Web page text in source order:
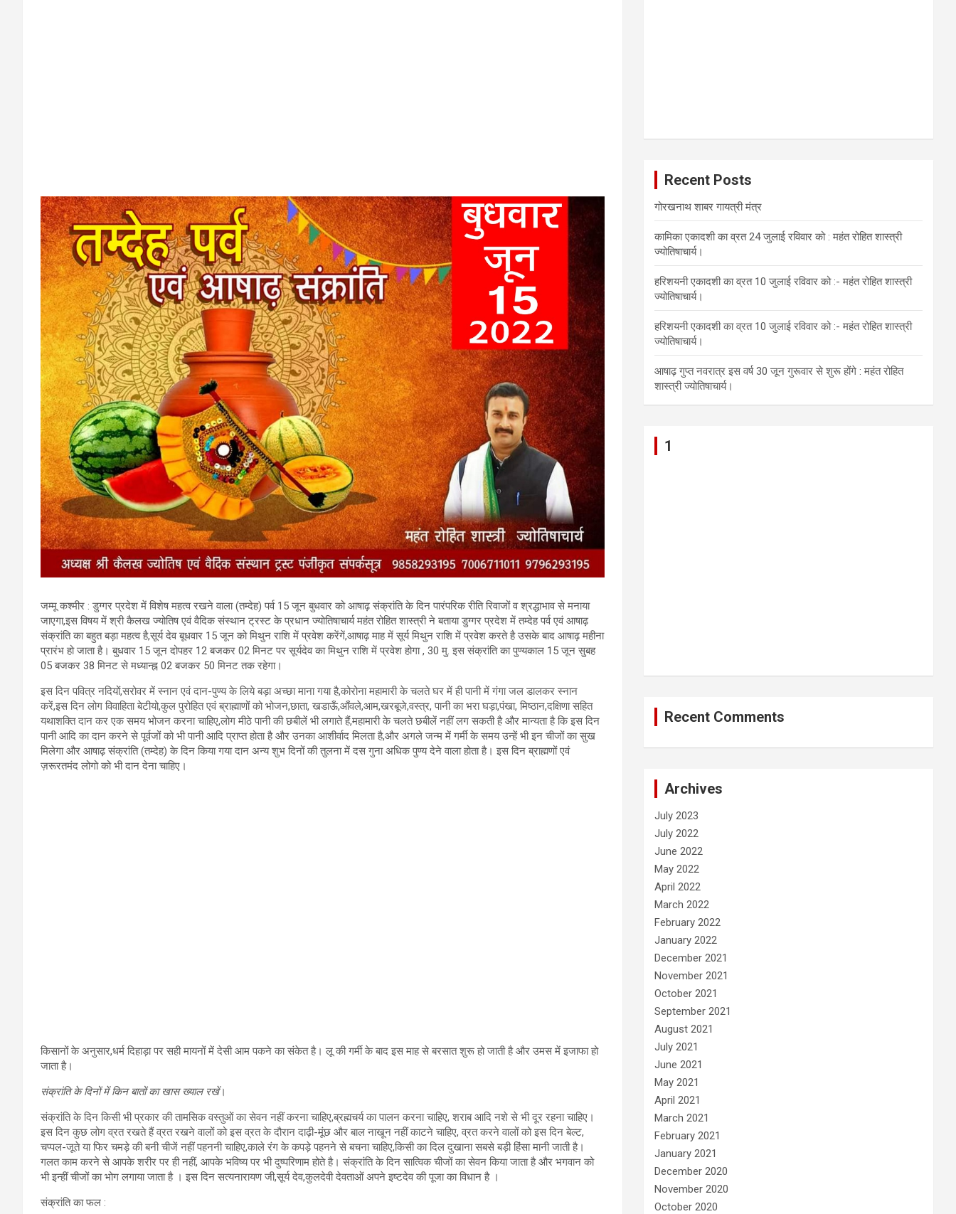
जम्मू कश्मीर : डुग्गर प्रदेश में विशेष महत्व रखने वाला (तम्देह) पर्व 15 जून बुधवार को आषाढ़ संक्रांति के दिन पारंपरिक रीति रिवाजों व श्रद्धाभाव से मनाया
जाएगा,इस विषय में श्री कैलख ज्योतिष एवं वैदिक संस्थान ट्रस्ट के प्रधान ज्योतिषाचार्य महंत रोहित शास्त्री ने बताया डुग्गर प्रदेश में तम्देह पर्व एवं आषाढ़
संक्रांति का बहुत बड़ा महत्व है,सूर्य देव बूधवार 15 जून को मिथुन राशि में प्रवेश करेंगें,आषाढ़ माह में सूर्य मिथुन राशि में प्रवेश करते है उसके बाद आषाढ़ महीना
प्रारंभ हो जाता है। बुधवार 15 जून दोपहर 12 बजकर 02 मिनट पर सूर्यदेव का मिथुन राशि में प्रवेश होगा , 30 मु. इस संक्रांति का पुण्यकाल 15 जून सुबह
05 बजकर 38 मिनट से मध्यान्ह्न 02 बजकर 50 मिनट तक रहेगा।
इस दिन पवित्र नदियों,सरोवर में स्नान एवं दान-पुण्य के लिये बड़ा अच्छा माना गया है,कोरोना महामारी के चलते घर में ही पानी में गंगा जल डालकर स्नान
करें,इस दिन लोग विवाहिता बेटीयो,कुल पुरोहित एवं ब्राह्माणों को भोजन,छाता, खडाऊँ,आँवले,आम,खरबूजे,वस्त्र, पानी का भरा घड़ा,पंखा, मिष्ठान,दक्षिणा सहित
यथाशक्ति दान कर एक समय भोजन करना चाहिए,लोग मीठे पानी की छबीलें भी लगाते हैं,महामारी के चलते छबीलें नहीं लग सकती है और मान्यता है कि इस दिन
पानी आदि का दान करने से पूर्वजों को भी पानी आदि प्राप्त होता है और उनका आशीर्वाद मिलता है,और अगले जन्म में गर्मी के समय उन्हें भी इन चीजों का सुख
मिलेगा और आषाढ़ संक्रांति (तम्देह) के दिन किया गया दान अन्य शुभ दिनों की तुलना में दस गुना अधिक पुण्य देने वाला होता है। इस दिन ब्राह्मणों एवं
ज़रूरतमंद लोगो को भी दान देना चाहिए।
किसानों के अनुसार,धर्म दिहाड़ा पर सही मायनों में देसी आम पकने का संकेत है। लू की गर्मी के बाद इस माह से बरसात शुरू हो जाती है और उमस में इजाफा हो
जाता है।
संक्रांति के दिनों में किन बातों का खास ख्याल रखें।
संक्रांति के दिन किसी भी प्रकार की तामसिक वस्तुओं का सेवन नहीं करना चाहिए,ब्रह्मचर्य का पालन करना चाहिए, शराब आदि नशे से भी दूर रहना चाहिए।
इस दिन कुछ लोग व्रत रखते हैं व्रत रखने वालों को इस व्रत के दौरान दाढ़ी-मूंछ और बाल नाखून नहीं काटने चाहिए, व्रत करने वालों को इस दिन बेल्ट,
चप्पल-जूते या फिर चमड़े की बनी चीजें नहीं पहननी चाहिए,काले रंग के कपड़े पहनने से बचना चाहिए,किसी का दिल दुखाना सबसे बड़ी हिंसा मानी जाती है।
गलत काम करने से आपके शरीर पर ही नहीं, आपके भविष्य पर भी दुष्परिणाम होते है। संक्रांति के दिन सात्विक चीजों का सेवन किया जाता है और भगवान को
भी इन्हीं चीजों का भोग लगाया जाता है । इस दिन सत्यनारायण जी,सूर्य देव,कुलदेवी देवताओं अपने इष्टदेव की पूजा का विधान है ।
संक्रांति का फल :
Recent Posts
गोरखनाथ शाबर गायत्री मंत्र
कामिका एकादशी का व्रत 24 जुलाई रविवार को : महंत रोहित शास्त्री
ज्योतिषाचार्य।
हरिशयनी एकादशी का व्रत 10 जुलाई रविवार को :- महंत रोहित शास्त्री
ज्योतिषाचार्य।
हरिशयनी एकादशी का व्रत 10 जुलाई रविवार को :- महंत रोहित शास्त्री
ज्योतिषाचार्य।
आषाढ़ गुप्त नवरात्र इस वर्ष 30 जून गुरूवार से शुरू होंगे : महंत रोहित
शास्त्री ज्योतिषाचार्य।
1
Recent Comments
Archives
July 2023
July 2022
June 2022
May 2022
April 2022
March 2022
February 2022
January 2022
December 2021
November 2021
October 2021
September 2021
August 2021
July 2021
June 2021
May 2021
April 2021
March 2021
February 2021
January 2021
December 2020
November 2020
October 2020